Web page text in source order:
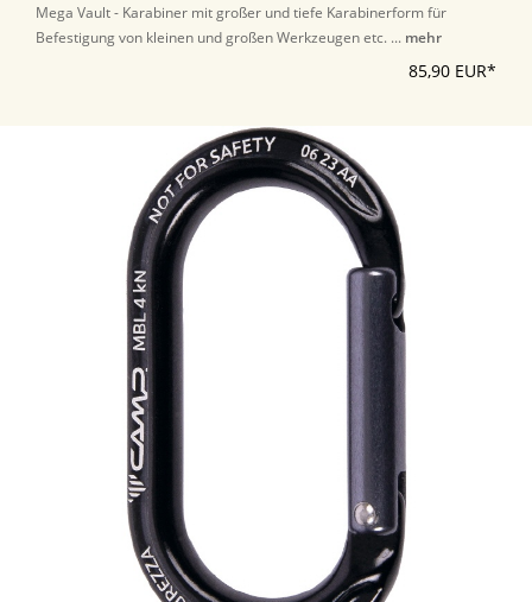
Mega Vault - Karabiner mit großer und tiefe Karabinerform für
Befestigung von kleinen und großen Werkzeugen etc. ... mehr
85,90 EUR*